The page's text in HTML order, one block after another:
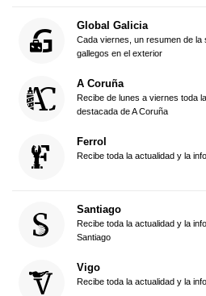
Global Galicia
Cada viernes, un resumen de la
gallegos en el exterior
A Coruña
Recibe de lunes a viernes toda
destacada de A Coruña
Ferrol
Recibe toda la actualidad y la
Santiago
Recibe toda la actualidad y la
Santiago
Vigo
Recibe toda la actualidad y la